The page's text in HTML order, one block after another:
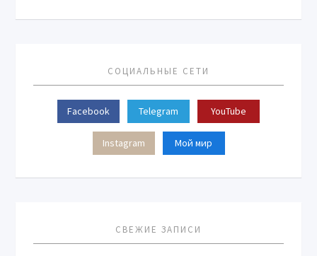
СОЦИАЛЬНЫЕ СЕТИ
Facebook Telegram YouTube
Instagram Мой мир
СВЕЖИЕ ЗАПИСИ